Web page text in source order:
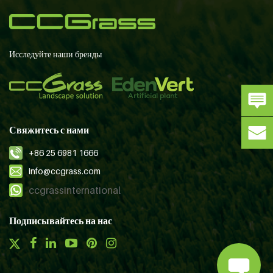
Исследуйте наши бренды
Свяжитесь с нами
+86 25 6981 1666
info@ccgrass.com
ccgrassinternational
Подписывайтесь на нас